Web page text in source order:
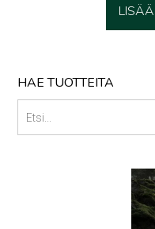
HAE TUOTTEITA